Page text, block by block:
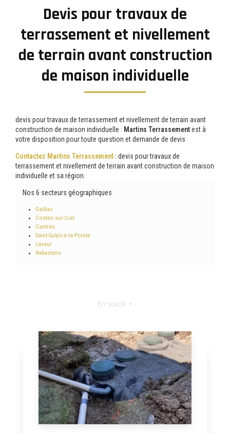
Devis pour travaux de
terrassement et nivellement
de terrain avant construction
de maison individuelle
devis pour travaux de terrassement et nivellement de terrain avant
construction de maison individuelle : Martins Terrassementest à
votre disposition pour toute question et demande de devis
Contactez Martins Terrassement : devis pour travaux de
terrassement et nivellement de terrain avant construction de maison
individuelle et sa région.
Nos 6 secteurs géographiques
Gaillac
Cordes-sur-Ciel
Castres
Saint-Sulpice-la-Pointe
Lavaur
Rabastens
En savoir +